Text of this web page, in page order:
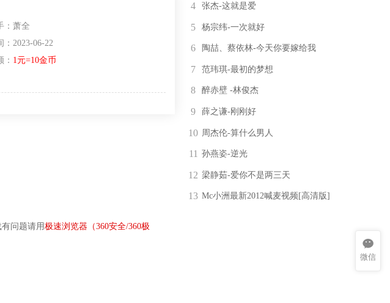
：萧全
：2023-06-22
1元=10金币
问题请用极速浏览器（360安全/360极
4 张杰-这就是爱
5 杨宗纬-一次就好
6 陶喆、蔡依林-今天你要嫁给我
7 范玮琪-最初的梦想
8 醉赤壁 -林俊杰
9 薛之谦-刚刚好
10 周杰伦-算什么男人
11 孙燕姿-逆光
12 梁静茹-爱你不是两三天
13 Mc小洲最新2012喊麦视频[高清版]
微信